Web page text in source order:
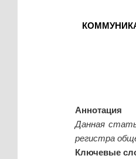
Аннотация
Данная
регистра
Ключевые